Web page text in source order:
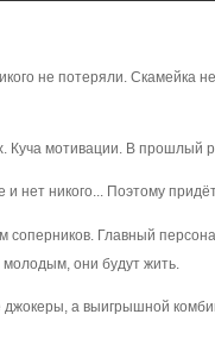
не потеряли.
Куча мотивации. В прошлый
нет никого... Поэтому
соперников. Главный
они будут жить.
а выигрышной